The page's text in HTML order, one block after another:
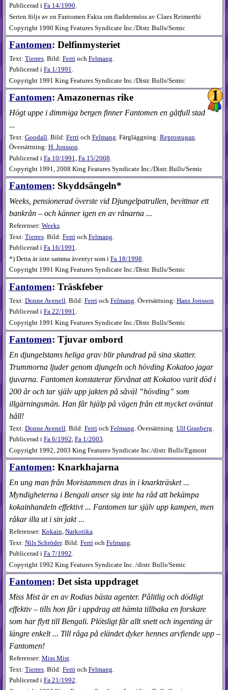
Publicerad i Fa14​/1990.
Serien följs av en Fantomen Fakta om fladdermöss av Claes Reimerthi
Copyright 1990 King Features Syndicate Inc./Distr. Bulls/Semic
Fantomen: Delfinmysteriet
Text: Tierres. Bild: Ferri och Felmang
Publicerad i Fa1​/1991.
Copyright 1991 King Features Syndicate Inc./Distr. Bulls/Semic
Fantomen: Amazonernas rike
Högt uppe i dimmiga bergen finner Fantomen en gåtfull stad
...
Text: Goodall. Bild: Ferrioch Felmang. Färgläggning: Reprostugan.
Översättning: H. Jonsson.
Publicerad i Fa 10​/1991 Fa 15​/2008
Copyright 1991, 2008 King Features Syndicate Inc./Distr. Bulls/Semic
Fantomen: Skyddsängeln*
Weeks, pensionerad överste vid Djungelpatrullen, bevittnar ett
bankrån – och känner igen en av rånarna ...
Referenser: Weeks.
Text: Tierres. Bild: Ferrioch Felmang.
Publicerad i Fa16​/1991.
*) Detta är inte samma äventyr som i Fa 18/1998.
Copyright 1991 King Features Syndicate Inc./Distr. Bulls/Semic
Fantomen: Träskfeber
Text: Donne Avenell . Bild: Ferri och Felmang . Översättning: Hans Jonsson
Publicerad i Fa22​/1991.
Copyright 1991 King Features Syndicate Inc./Distr. Bulls/Semic
Fantomen: Tjuvar ombord
En djungelstams heliga grav blir plundrad på sina skatter.
Trummorna ljuder genom djungeln och hövding Kokatoo jagar
tjuvarna. Fantomen konstaterar förvånat att Kokatoo varit död i
200 år och tar själv upp jakten på såväl ”hövding” som
illgärningsmän. Han får hjälp på vägen från ett mycket oväntat
håll!
Text: Donne Avenell. Bild: Ferrioch Felmang. Översättning: Ulf Granberg.
Publicerad i Fa6​/1992, Fa1​/2003.
Copyright 1992, 2003 King Features Syndicate Inc./distr. Bulls/Egmont
Fantomen: Knarkhajarna
En ung man från Moristammen dras in i knarkträsket ...
Myndigheterna i Bengali anser sig inte ha råd att bekämpa
kokainhandeln effektivt ... Fantomen tar själv upp kampen, men
råkar illa ut i sin jakt ...
Referenser: Kokain, Narkotika.
Text: Nils Schröder. Bild: Ferri och Felmang
Publicerad i Fa7​/1992.
Copyright 1992 King Features Syndicate Inc. /distr. Bulls/Semic
Fantomen: Det sista uppdraget
Miss Mist är en av Rodias bästa agenter. Pålitlig och dödligt
effektiv – tills hon får i uppdrag att hämta tillbaka en forskare
som har flytt till Bengali. Plötsligt får allt snett och ingenting är
längre enkelt ... Till råga på eländet dyker hennes arvfiende upp –
Fantomen!
Referenser: Miss Mist.
Text: Tierres. Bild: Ferri och Felmang
Publicerad i Fa21​/1992.